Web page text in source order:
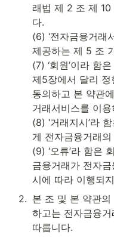
래법 제 2 조 제
다.
(6) ‘전자금융거래
제공하는 제 5 조
(7) ‘회원’이라 함
제5장에서 달리 정
동의하고 본 약관
거래서비스를 이
(8) ‘거래지시’라
게 전자금융거래
(9) ‘오류’라 함은
금융거래가 전자
시에 따라 이행되
2. 본 조 및 본 약관
하고는 전자금융
따릅니다.